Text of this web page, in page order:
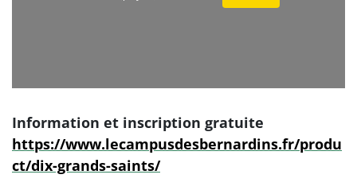
Information et inscription gratuite
https://www.lecampusdesbernardins.fr/produ
ct/dix-grands-saints/